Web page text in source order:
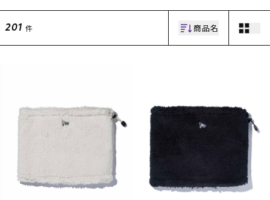
ブランド一覧
中古/アウトレット スノ
ー
ご利用ガイド
店舗一覧
お問い合わせ
ニュース
201 件 商品名